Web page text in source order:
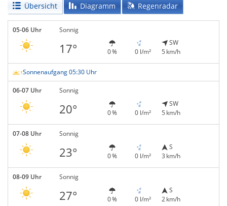
Übersicht Diagramm Regenradar
05-06 Uhr Sonnig
17° 0 % 0 l/m²
SW
5 km/h
Sonnenaufgang 05:30 Uhr
06-07 Uhr Sonnig
20° 0 % 0 l/m²
SW
5 km/h
07-08 Uhr Sonnig
23° 0 % 0 l/m²
S
3 km/h
08-09 Uhr Sonnig
27° 0 % 0 l/m²
S
2 km/h